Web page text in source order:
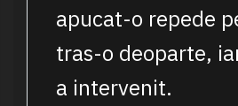
apucat-o repede
tras-o deoparte,
a intervenit.